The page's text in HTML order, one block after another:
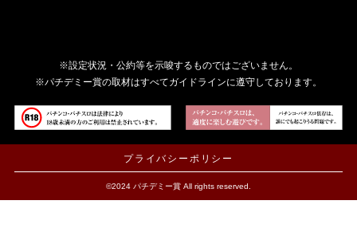
※設定状況・公約等を示唆するものではございません。
※パチデミー賞の取材はすべてガイドラインに遵守しております。
プライバシーポリシー
©2024 パチデミー賞 All rights reserved.